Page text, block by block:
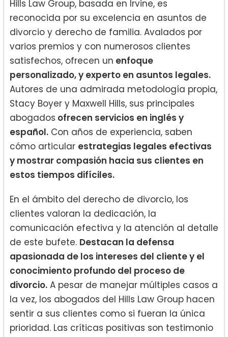
Hills Law Group, basada en Irvine, es
reconocida por su excelencia en asuntos de
divorcio y derecho de familia. Avalados por
varios premios y con numerosos clientes
satisfechos, ofrecen un enfoque
personalizado, y experto en asuntos legales.
Autores de una admirada metodología propia,
Stacy Boyer y Maxwell Hills, sus principales
abogados ofrecen servicios en inglés y
español. Con años de experiencia, saben
cómo articular estrategias legales efectivas
y mostrar compasión hacia sus clientes en
estos tiempos difíciles.
En el ámbito del derecho de divorcio, los
clientes valoran la dedicación, la
comunicación efectiva y la atención al detalle
de este bufete. Destacan la defensa
apasionada de los intereses del cliente y el
conocimiento profundo del proceso de
divorcio. A pesar de manejar múltiples casos a
la vez, los abogados del Hills Law Group hacen
sentir a sus clientes como si fueran la única
prioridad. Las críticas positivas son testimonio